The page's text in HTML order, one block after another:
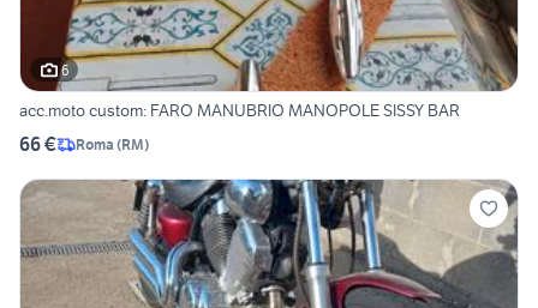
6
acc.moto custom: FARO MANUBRIO MANOPOLE SISSY BAR
66 € Roma (RM)